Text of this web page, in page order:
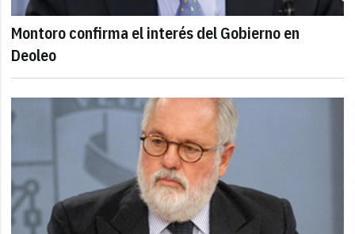
Montoro confirma el interés del Gobierno en
Deoleo